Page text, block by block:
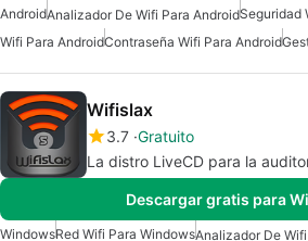
AndroidAnalizador De Wifi Para AndroidSeguridad
Wifi Para AndroidContraseña Wifi Para Android
Wifislax
3.7 Gratuito
La distro LiveCD para la
Descargar gratis para
WindowsRed Wifi Para Windows